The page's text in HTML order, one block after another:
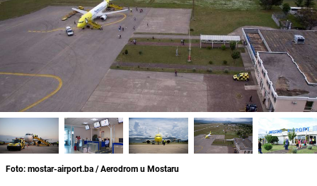
Foto: mostar-airport.ba / Aerodrom u Mostaru